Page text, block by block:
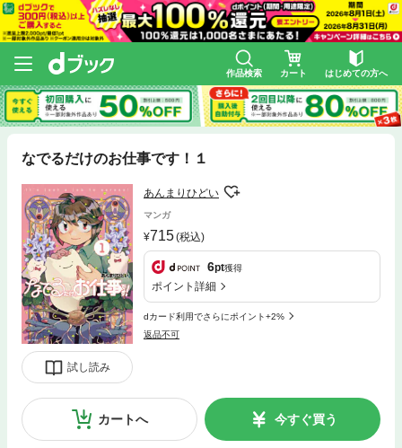
作品検索 カート はじめての方へ
なでるだけのお仕事です！１
試し読み
あんまりひどい
マンガ
715(税込)
6pt獲得
ポイント詳細
dカード利用でさらにポイント+2%
返品不可
カートへ 今すぐ買う